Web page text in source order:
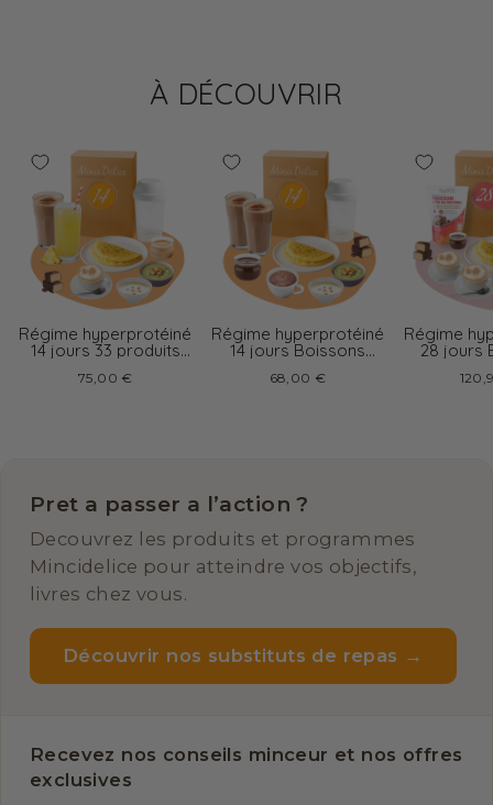
À DÉCOUVRIR
Régime hyperprotéiné
14 jours 33 produits
75,00 €
Régime hyperprotéiné
14 jours Boissons
68,00 €
Régime
28 jours
Pret a passer a l’action ?
Decouvrez les produits et programmes
Mincidelice pour atteindre vos objectifs,
livres chez vous.
Découvrir nos substituts de repas →
Recevez nos conseils minceur et nos offres
exclusives